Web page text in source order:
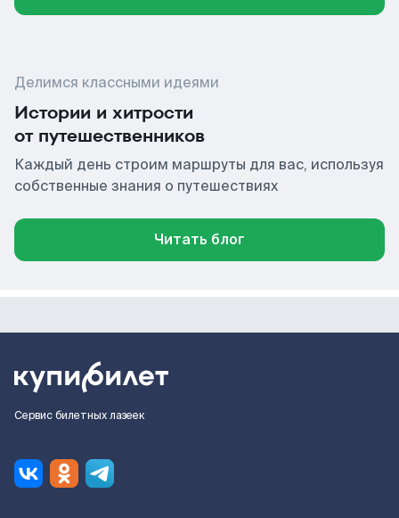
Делимся классными идеями
Истории и хитрости
от путешественников
Каждый день строим маршруты для вас, используя
собственные знания о путешествиях
Читать блог
Сервис билетных лазеек